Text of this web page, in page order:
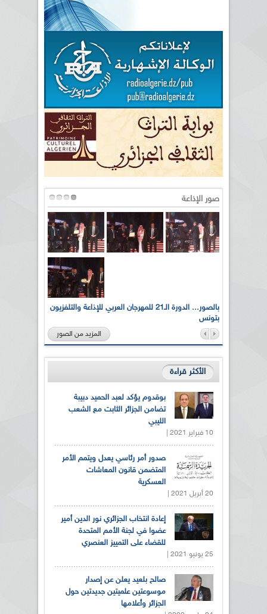
صور الإذاعة
بالصور... الدورة الـ21 للمهرجان العربي للإذاعة والتلفزيون
بتونس
المزيد من الصور
الأكثر قراءة
بوقدوم يؤكد لعبد الحميد دبيبة
تضامن الجزائر الثابت مع الشعب
الليبي
10 فبراير 2021 |
صدور أمر رئاسي يعدل ويتمم الأمر
المتضمن قانون المعاشات
العسكرية
20 أبريل 2021 |
إعادة انتخاب الجزائري نور الدين أمير
عضوا في لجنة الأمم المتحدة
للقضاء على التمييز العنصري
25 يونيو 2021 |
صالح بلعيد يعلن عن إصدار
موسوعتين علميتين جديدتين حول
الجزائر وأعلامها